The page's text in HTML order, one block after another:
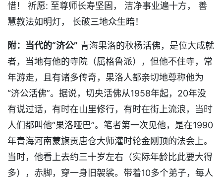
惜！ 祈愿: 至尊师长寿坚固， 洁净事业遍十方， 善
慧教法如明灯， 长破三地众生暗！
附：当代的“济公” 青海果洛的秋杨活佛，是位大成就
者，当地有他的寺院（属格鲁派），但他不住寺，常
年游走，且有诸多传奇，果洛人都亲切地尊称他为
“济公活佛”。据说，切央活佛从1958年起，20年没
有说过话，有时在山里修行，有时在街上流浪，当时
人们都叫他“果洛哑巴”。笔者第一次见他，是在1990
年青海河南蒙旗贡唐仓大师灌时轮金刚顶的法会上。
当时，他看上去约三十岁左右（实际年龄比此要大得
多），赤脚，穿一身旧袈裟。带着10多个弟子，每人